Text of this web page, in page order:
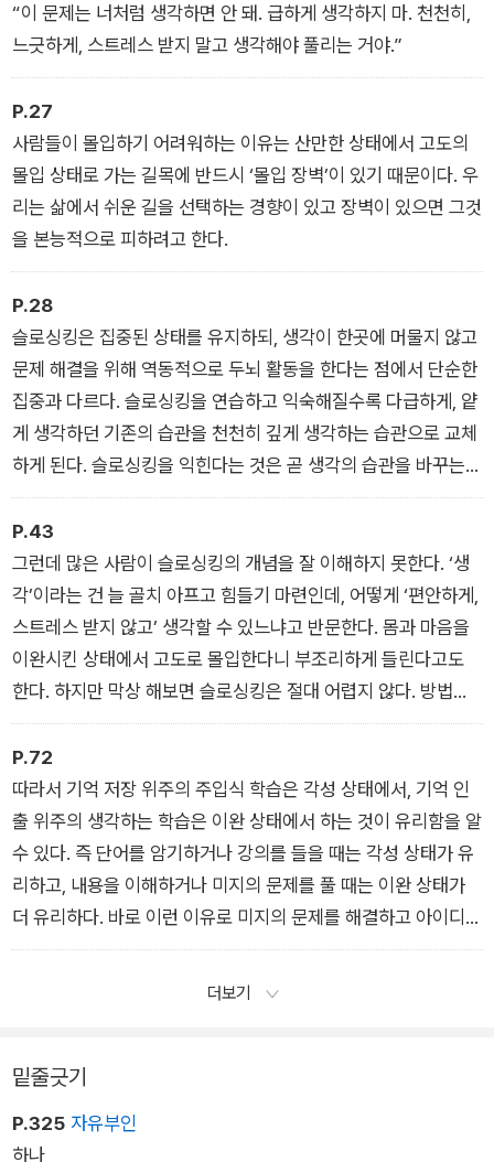
“이 문제는 너처럼 생각하면 안 돼. 급하게 생각하지 마. 천천히,
느긋하게, 스트레스 받지 말고 생각해야 풀리는 거야.”
P.27
사람들이 몰입하기 어려워하는 이유는 산만한 상태에서 고도의
몰입 상태로 가는 길목에 반드시 ‘몰입 장벽’이 있기 때문이다. 우
리는 삶에서 쉬운 길을 선택하는 경향이 있고 장벽이 있으면 그것
을 본능적으로 피하려고 한다.
P.28
슬로싱킹은 집중된 상태를 유지하되, 생각이 한곳에 머물지 않고
문제 해결을 위해 역동적으로 두뇌 활동을 한다는 점에서 단순한
집중과 다르다. 슬로싱킹을 연습하고 익숙해질수록 다급하게, 얕
게 생각하던 기존의 습관을 천천히 깊게 생각하는 습관으로 교체
하게 된다. 슬로싱킹을 익힌다는 것은 곧 생각의 습관을 바꾸는
과정이다.
P.43
그런데 많은 사람이 슬로싱킹의 개념을 잘 이해하지 못한다. ‘생
각’이라는 건 늘 골치 아프고 힘들기 마련인데, 어떻게 ‘편안하게,
스트레스 받지 않고’ 생각할 수 있느냐고 반문한다. 몸과 마음을
이완시킨 상태에서 고도로 몰입한다니 부조리하게 들린다고도
한다. 하지만 막상 해보면 슬로싱킹은 절대 어렵지 않다. 방법만
알면 누구라도 쉽게 할 수 있다.
P.72
따라서 기억 저장 위주의 주입식 학습은 각성 상태에서, 기억 인
출 위주의 생각하는 학습은 이완 상태에서 하는 것이 유리함을 알
수 있다. 즉 단어를 암기하거나 강의를 들을 때는 각성 상태가 유
리하고, 내용을 이해하거나 미지의 문제를 풀 때는 이완 상태가
더 유리하다. 바로 이런 이유로 미지의 문제를 해결하고 아이디어
를 얻는 데 슬로싱킹이 유리하다고 하는 것이다.
더보기
밑줄긋기
P.325 자유부인
하나